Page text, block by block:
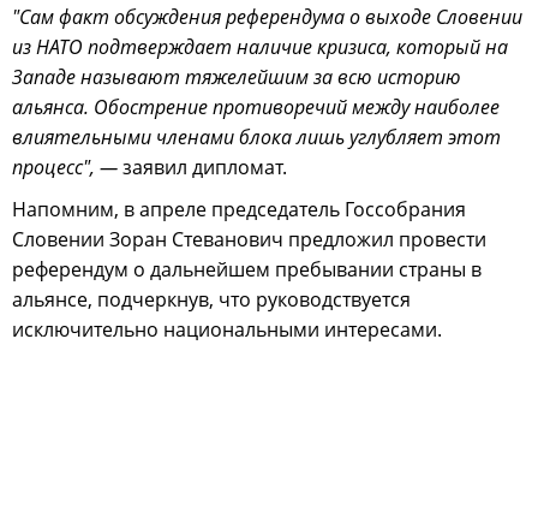
"Сам факт обсуждения референдума о выходе Словении
из НАТО подтверждает наличие кризиса, который на
Западе называют тяжелейшим за всю историю
альянса. Обострение противоречий между наиболее
влиятельными членами блока лишь углубляет этот
процесс", —заявил дипломат.
Напомним, в апреле председатель Госсобрания
Словении Зоран Стеванович предложил провести
референдум о дальнейшем пребывании страны в
альянсе, подчеркнув, что руководствуется
исключительно национальными интересами.